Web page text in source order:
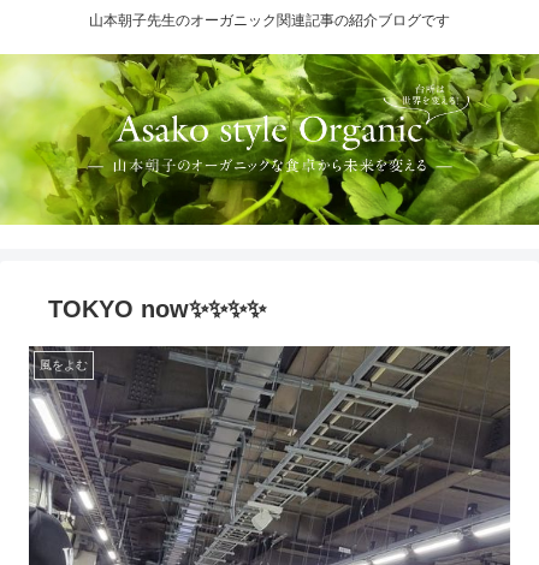
山本朝子先生のオーガニック関連記事の紹介ブログです
TOKYO now✨✨✨✨
風をよむ